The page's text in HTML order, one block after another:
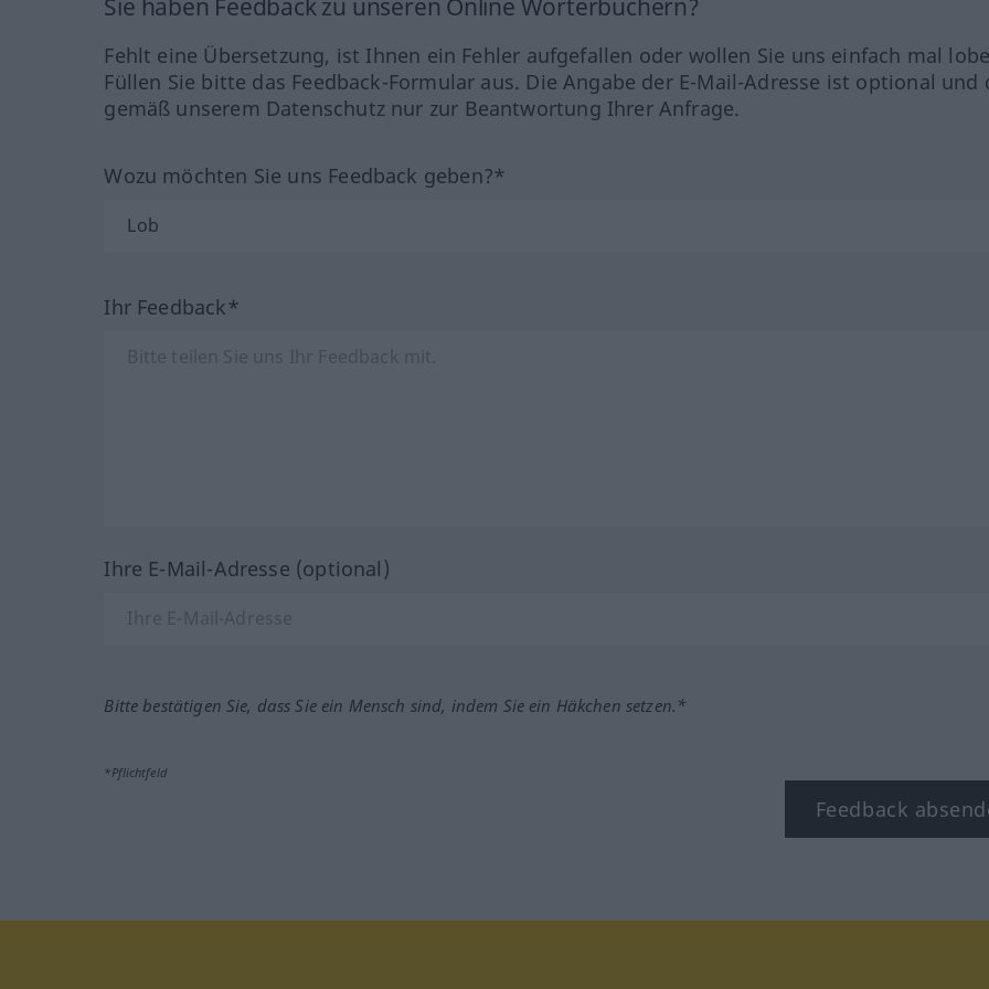
Sie haben Feedback zu unseren Online Wörterbüchern?
Fehlt eine Übersetzung, ist Ihnen ein Fehler aufgefallen oder wollen Sie uns einfach mal
Füllen Sie bitte das Feedback-Formular aus. Die Angabe der E-Mail-Adresse ist optional und
gemäß unserem Datenschutz nur zur Beantwortung Ihrer Anfrage.
Wozu möchten Sie uns Feedback geben?*
Ihr Feedback*
Ihre E-Mail-Adresse (optional)
Bitte bestätigen Sie, dass Sie ein Mensch sind, indem Sie ein Häkchen setzen.*
*Pflichtfeld
Feedback